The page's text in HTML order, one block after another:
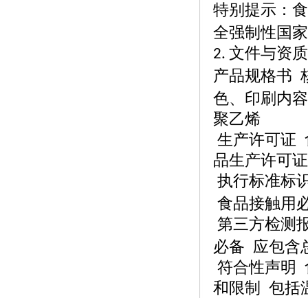
特别提示：
全强制性国
2. 文件与资
产品规格书
色、印刷内
聚乙烯
生产许可证
品生产许可证
执行标准标
食品接触用
第三方检测
必备 应包含
符合性声明
和限制
包括